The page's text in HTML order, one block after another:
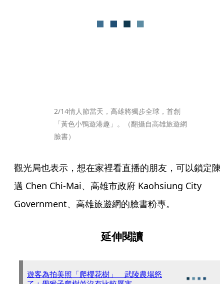
2/14情人節當天，高雄將獨步全球，首創
「黃色小鴨遊港趣」。（翻攝自高雄旅遊網
臉書）
觀光局也表示，想在家裡看直播的朋友，可以鎖定陳
邁 Chen Chi-Mai、高雄市政府 Kaohsiung City
Government、高雄旅遊網的臉書粉專。
延伸閱讀
遊客為拍美照「爬櫻花樹」 武陵農場怒